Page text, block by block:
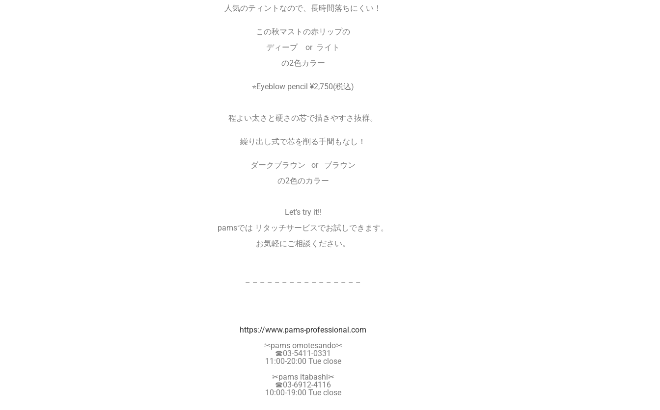
人気のティントなので、長時間落ちにくい！
この秋マストの赤リップの
ディープ or ライト
の2色カラー
⭐︎Eyeblow pencil ¥2,750(税込)
程よい太さと硬さの芯で描きやすさ抜群。
繰り出し式で芯を削る手間もなし！
ダークブラウン or ブラウン
の2色のカラー
Let’s try it!!
pamsでは リタッチサービスでお試しできます。
お気軽にご相談ください。
– – – – – – – – – – – – – – – –
https://www.pams-professional.com
✂︎pams omotesando✂︎
☎︎03-5411-0331
11:00-20:00 Tue close
✂︎pams itabashi✂︎
☎︎03-6912-4116
10:00-19:00 Tue close